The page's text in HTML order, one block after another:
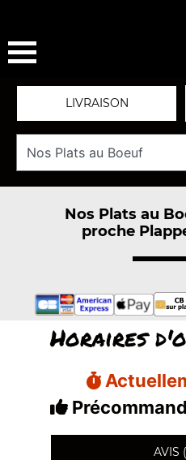
LIVRAISON
Nos Plats au
proche
Horaires
AVIS